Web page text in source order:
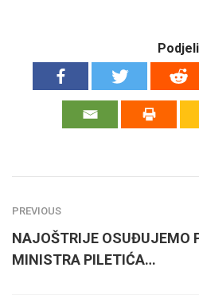
Podjeli
PREVIOUS
NAJOŠTRIJE OSUĐUJEMO
MINISTRA PILETIĆA…